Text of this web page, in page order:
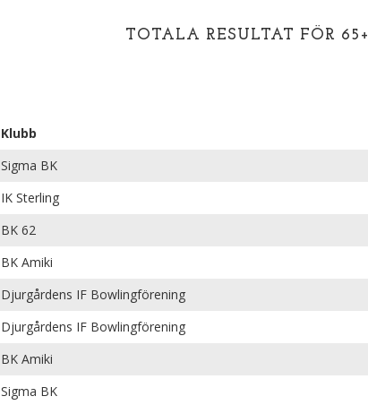
TOTALA RESULTAT FÖR 65+
Klubb
Sigma BK
IK Sterling
BK 62
BK Amiki
Djurgårdens IF Bowlingförening
Djurgårdens IF Bowlingförening
BK Amiki
Sigma BK